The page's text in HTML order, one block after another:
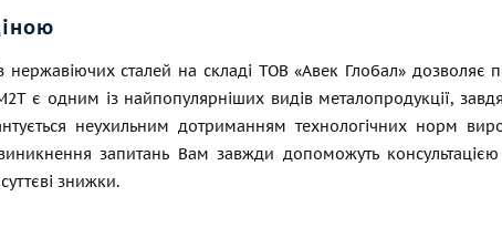
нержавіючих сталей на складі ТОВ «Авек Глобал»
є одним із найпопулярніших видів металопродукції,
неухильним дотриманням технологічних норм
запитань Вам завжди допоможуть
знижки.